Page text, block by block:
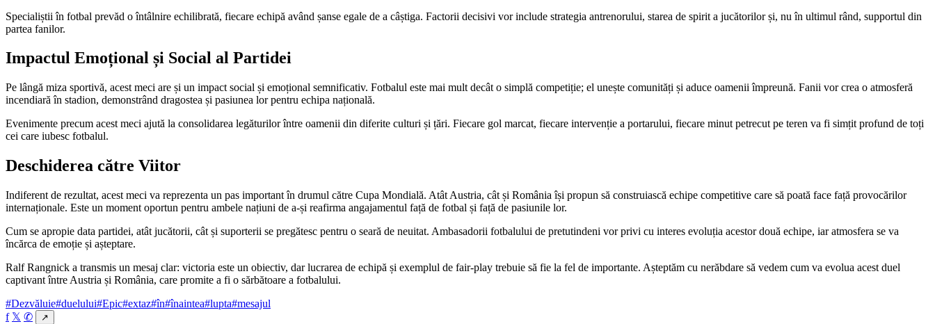
Specialiștii în fotbal prevăd o întâlnire echilibrată, fiecare echipă având șanse egale de a câștiga. Factorii decisivi vor include strategia antrenorului, starea de spirit a jucătorilor și, nu în ultimul rând, supportul din
partea fanilor.
Impactul Emoțional și Social al Partidei
Pe lângă miza sportivă, acest meci are și un impact social și emoțional semnificativ. Fotbalul este mai mult decât o simplă competiție; el unește comunități și aduce oamenii împreună. Fanii vor crea o atmosferă
incendiară în stadion, demonstrând dragostea și pasiunea lor pentru echipa națională.
Evenimente precum acest meci ajută la consolidarea legăturilor între oamenii din diferite culturi și țări. Fiecare gol marcat, fiecare intervenție a portarului, fiecare minut petrecut pe teren va fi simțit profund de toți
cei care iubesc fotbalul.
Deschiderea către Viitor
Indiferent de rezultat, acest meci va reprezenta un pas important în drumul către Cupa Mondială. Atât Austria, cât și România își propun să construiască echipe competitive care să poată face față provocărilor
internaționale. Este un moment oportun pentru ambele națiuni de a-și reafirma angajamentul față de fotbal și față de pasiunile lor.
Cum se apropie data partidei, atât jucătorii, cât și suporterii se pregătesc pentru o seară de neuitat. Ambasadorii fotbalului de pretutindeni vor privi cu interes evoluția acestor două echipe, iar atmosfera se va
încărca de emoție și așteptare.
Ralf Rangnick a transmis un mesaj clar: victoria este un obiectiv, dar lucrarea de echipă și exemplul de fair-play trebuie să fie la fel de importante. Așteptăm cu nerăbdare să vedem cum va evolua acest duel
captivant între Austria și România, care promite a fi o sărbătoare a fotbalului.
#Dezvăluie#duelului#Epic#extaz#în#înaintea#lupta#mesajul
f 𝕏 ✆ ↗